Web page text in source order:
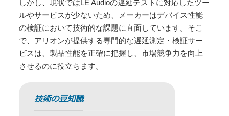
しかし、現状ではLE Audioの遅延テストに対応したツー
ルやサービスが少ないため、メーカーはデバイス性能
の検証において技術的な課題に直面しています。そこ
で、アリオンが提供する専門的な遅延測定・検証サー
ビスは、製品性能を正確に把握し、市場競争力を向上
させるのに役立ちます。
技術の豆知識